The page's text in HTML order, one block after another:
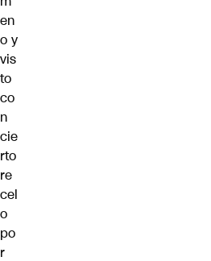
en
o y
vis
to
co
n
cie
rto
re
cel
o
po
r